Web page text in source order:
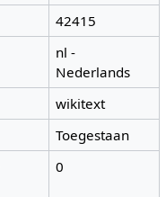
42415
nl -
Nederlands
wikitext
Toegestaan
0